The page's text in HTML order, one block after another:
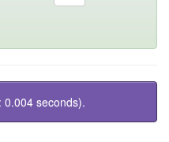
0.004 seconds).